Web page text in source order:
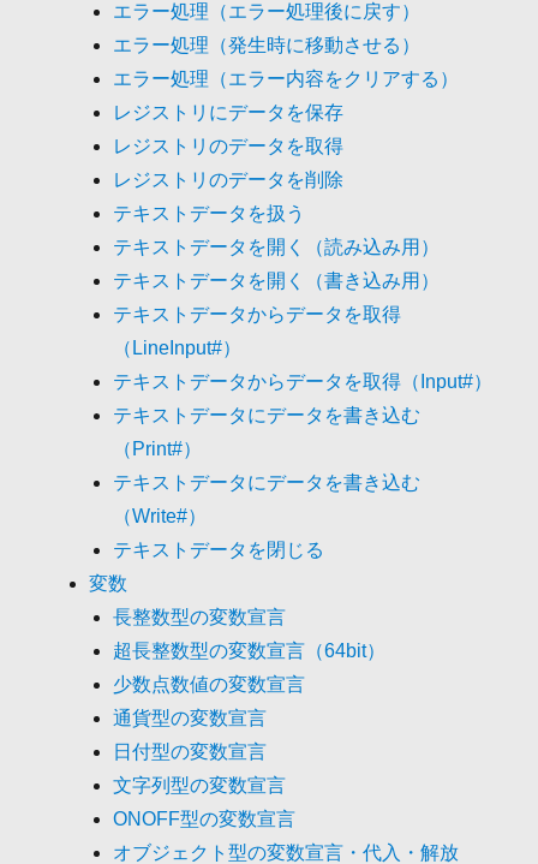
エラー処理（エラー処理後に戻す）
エラー処理（発生時に移動させる）
エラー処理（エラー内容をクリアする）
レジストリにデータを保存
レジストリのデータを取得
レジストリのデータを削除
テキストデータを扱う
テキストデータを開く（読み込み用）
テキストデータを開く（書き込み用）
テキストデータからデータを取得
（LineInput#）
テキストデータからデータを取得（Input#）
テキストデータにデータを書き込む
（Print#）
テキストデータにデータを書き込む
（Write#）
テキストデータを閉じる
変数
長整数型の変数宣言
超長整数型の変数宣言（64bit）
少数点数値の変数宣言
通貨型の変数宣言
日付型の変数宣言
文字列型の変数宣言
ONOFF型の変数宣言
オブジェクト型の変数宣言・代入・解放